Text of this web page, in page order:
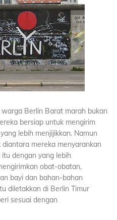
Berlin Barat marah bukan
bersiap untuk mengirim
lebih menjijikkan. Namun
mereka menyarankan
dengan yang lebih
obat-obatan,
bayi dan bahan-bahan
diletakkan di Berlin Timur
sesuai dengan